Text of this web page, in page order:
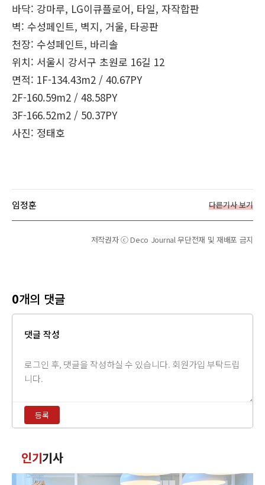
바닥: 강마루, LG이큐플로어, 타일, 자작합판
벽: 수성페인트, 벽지, 거울, 타공판
천장: 수성페인트, 바리솔
위치: 서울시 강서구 초원로 16길 12
면적: 1F-134.43m2 / 40.67PY
2F-160.59m2 / 48.58PY
3F-166.52m2 / 50.37PY
사진: 정태호
임정훈 다른기사 보기
저작권자 ⓒ Deco Journal 무단전재 및 재배포 금지
0개의 댓글
댓글 작성
력
등록
글
인기기사